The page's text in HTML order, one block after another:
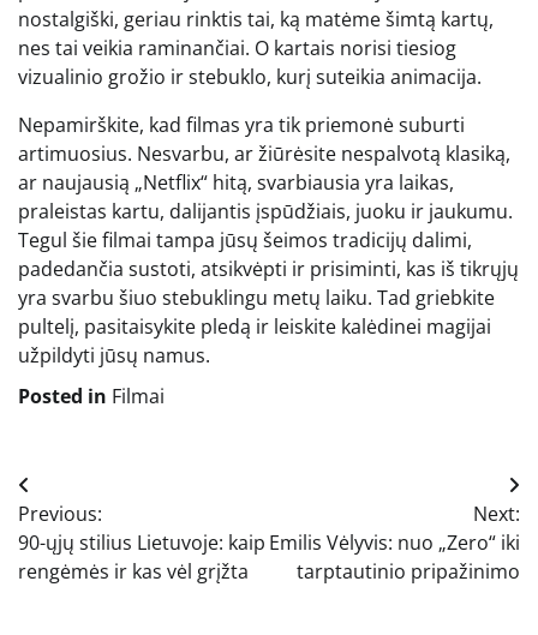
nostalgiški, geriau rinktis tai, ką matėme šimtą kartų,
nes tai veikia raminančiai. O kartais norisi tiesiog
vizualinio grožio ir stebuklo, kurį suteikia animacija.
Nepamirškite, kad filmas yra tik priemonė suburti
artimuosius. Nesvarbu, ar žiūrėsite nespalvotą klasiką,
ar naujausią „Netflix“ hitą, svarbiausia yra laikas,
praleistas kartu, dalijantis įspūdžiais, juoku ir jaukumu.
Tegul šie filmai tampa jūsų šeimos tradicijų dalimi,
padedančia sustoti, atsikvėpti ir prisiminti, kas iš tikrųjų
yra svarbu šiuo stebuklingu metų laiku. Tad griebkite
pultelį, pasitaisykite pledą ir leiskite kalėdinei magijai
užpildyti jūsų namus.
Posted in Filmai
Navigacija
tarp
įrašų
Previous:
90-ųjų stilius Lietuvoje: kaip
rengėmės ir kas vėl grįžta
Next:
Emilis Vėlyvis: nuo „Zero“ iki
tarptautinio pripažinimo